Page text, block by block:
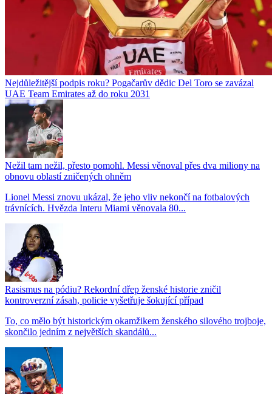
Nejdůležitější podpis roku? Pogačarův dědic Del Toro se zavázal
UAE Team Emirates až do roku 2031
Nežil tam nežil, přesto pomohl. Messi věnoval přes dva miliony na
obnovu oblastí zničených ohněm
Lionel Messi znovu ukázal, že jeho vliv nekončí na fotbalových
trávnících. Hvězda Interu Miami věnovala 80...
Rasismus na pódiu? Rekordní dřep ženské historie zničil
kontroverzní zásah, policie vyšetřuje šokující případ
To, co mělo být historickým okamžikem ženského silového trojboje,
skončilo jedním z největších skandálů...